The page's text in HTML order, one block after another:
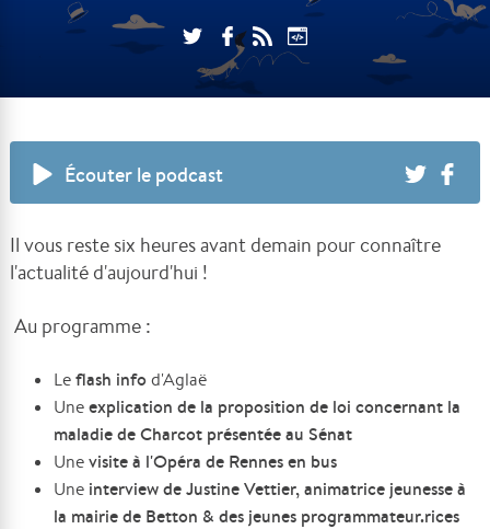
Écouter le podcast
Il vous reste six heures avant demain pour connaître
l'actualité d'aujourd'hui !
Au programme :
Le flash infod'Aglaë
Uneexplication de la proposition de loi concernant la
maladie de Charcot présentée au Sénat
Unevisite à l'Opéra de Rennes en bus
Une interview deJustine Vettier, animatrice jeunesse à
la mairie de Betton & des jeunes programmateur.rices